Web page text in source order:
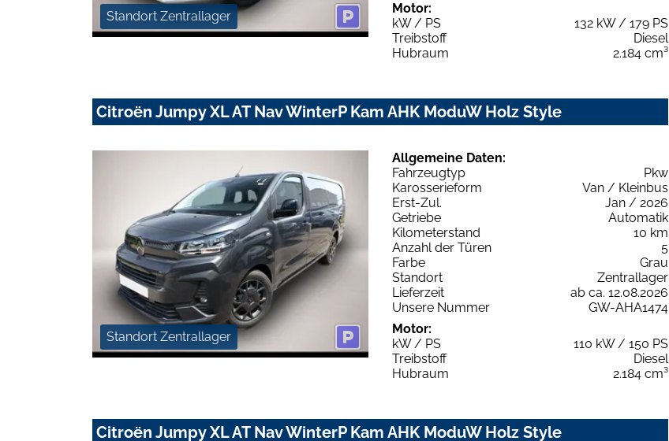
Standort Zentrallager
Motor:
kW / PS
132 kW / 179 PS
Treibstoff
Diesel
Hubraum
2.184 cm³
Citroën Jumpy XL AT Nav WinterP Kam AHK ModuW Holz Style
Standort Zentrallager
Allgemeine Daten:
Fahrzeugtyp
Pkw
Karosserieform
Van / Kleinbus
Erst-Zul.
Jan / 2026
Getriebe
Automatik
Kilometerstand
10 km
Anzahl der Türen
5
Farbe
Grau
Standort
Zentrallager
Lieferzeit
ab ca. 12.08.2026
Unsere Nummer
GW-AHA1474
Motor:
kW / PS
110 kW / 150 PS
Treibstoff
Diesel
Hubraum
2.184 cm³
Citroën Jumpy XL AT Nav WinterP Kam AHK ModuW Holz Style